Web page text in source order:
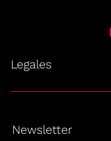
Legales
Newsletter